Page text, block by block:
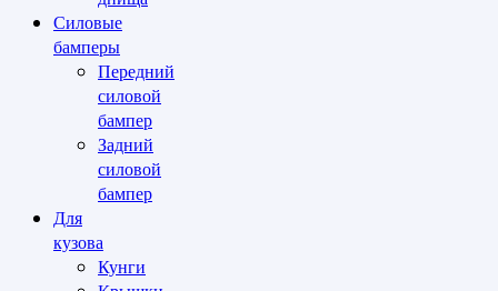
Силовые
бамперы
Передний
силовой
бампер
Задний
силовой
бампер
Для
кузова
Кунги